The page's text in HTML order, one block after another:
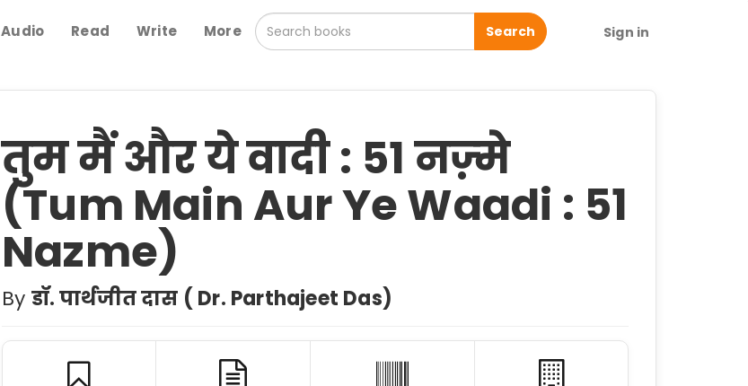
Audio Read Write More Search Sign in
तुम मैं और ये वादी : 51 नज़्मे
(Tum Main Aur Ye Waadi : 51
Nazme)
By डॉ. पार्थजीत दास ( Dr. Parthajeet Das)